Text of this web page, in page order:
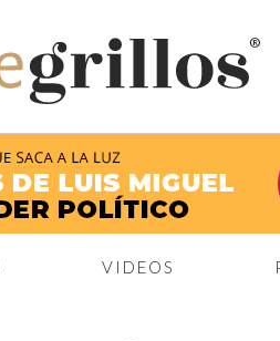
®
VIDEOS